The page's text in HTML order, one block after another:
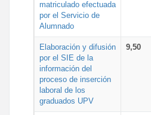
matriculado efectuada
por el Servicio de
Alumnado
Elaboración y difusión
por el SIE de la
información del
proceso de inserción
laboral de los
graduados UPV
9,50